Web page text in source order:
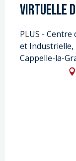
virtuelle
PLUS -
et Industrielle,
Cappelle-la-